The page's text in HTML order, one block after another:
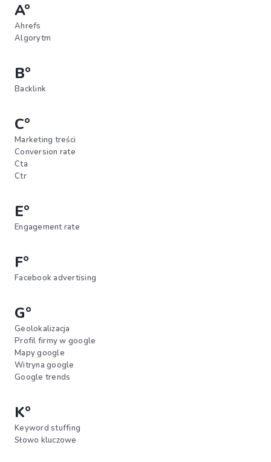
A°
Ahrefs
Algorytm
B°
Backlink
C°
Marketing treści
Conversion rate
Cta
Ctr
E°
Engagement rate
F°
Facebook advertising
G°
Geolokalizacja
Profil firmy w google
Mapy google
Witryna google
Google trends
K°
Keyword stuffing
Słowo kluczowe